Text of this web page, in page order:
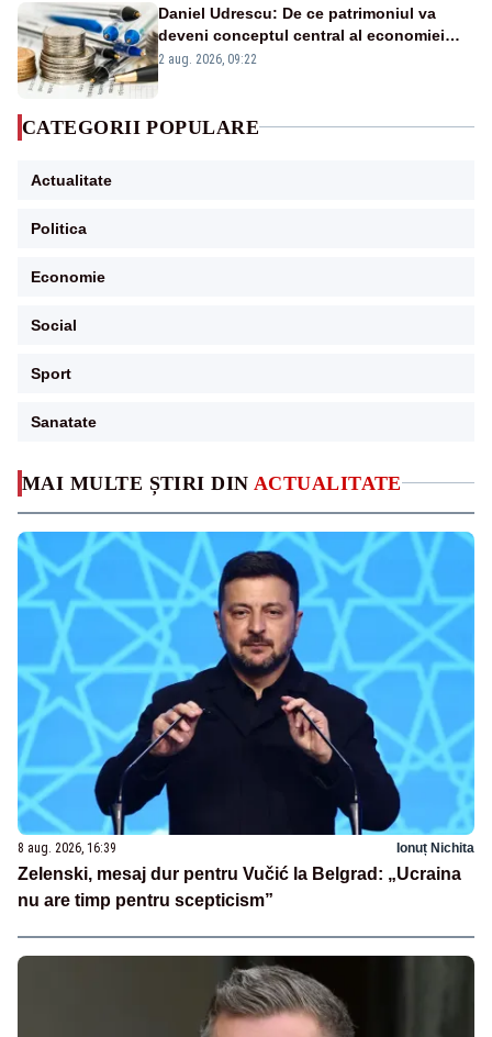
MAI MULTE ȘTIRI DIN ACTUALITATE
8 aug. 2026, 16:39 Ionuț Nichita
Zelenski, mesaj dur pentru Vučić la Belgrad: „Ucraina
nu are timp pentru scepticism”
Daniel Udrescu: De ce patrimoniul va
deveni conceptul central al economiei
viitoare?
2 aug. 2026, 09:22
CATEGORII POPULARE
Actualitate
Politica
Economie
Social
Sport
Sanatate